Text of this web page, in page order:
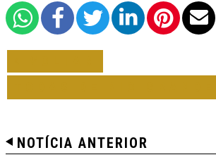
NOTÍCIA ANTERIOR